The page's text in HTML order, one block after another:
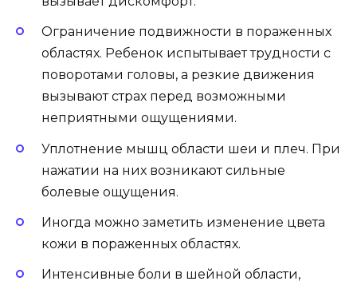
Ограничение подвижности в пораженных
областях. Ребенок испытывает трудности с
поворотами головы, а резкие движения
вызывают страх перед возможными
неприятными ощущениями.
Уплотнение мышц области шеи и плеч. При
нажатии на них возникают сильные
болевые ощущения.
Иногда можно заметить изменение цвета
кожи в пораженных областях.
Интенсивные боли в шейной области,